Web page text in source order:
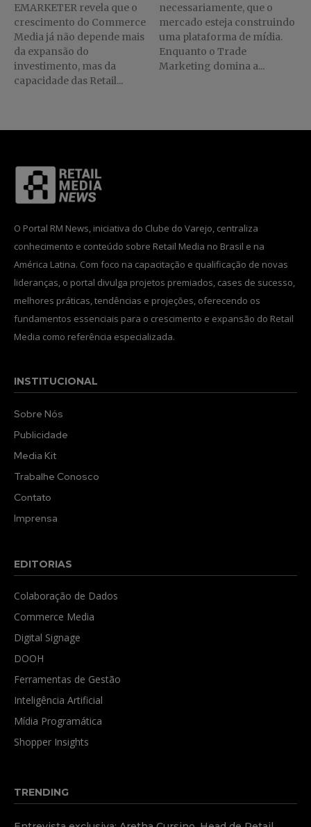
EMARKETER revela que o
crescimento do Commerce
Media já não depende mais
da expansão do
investimento, mas da
capacidade das Retail...
necessariamente, que o
mercado esteja construindo
uma plataforma de mídia.
Enquanto o Trade
Marketing domina a...
O Portal RM News, iniciativa do Clube do Varejo, centraliza
conhecimento e conteúdo sobre Retail Media no Brasil e na
América Latina. Com foco na capacitação e qualificação de novas
lideranças, o portal divulga projetos premiados, cases de sucesso,
melhores práticas, tendências e projeções, oferecendo os
fundamentos essenciais para o crescimento e expansão do Retail
Media como referência especializada.
INSTITUCIONAL
Sobre Nós
Publicidade
Media Kit
Trabalhe Conosco
Contato
Imprensa
EDITORIAS
Colaboração de Dados
Commerce Media
Digital Signage
DOOH
Ferramentas de Gestão
Inteligência Artificial
Mídia Programática
Shopper Insights
TRENDING